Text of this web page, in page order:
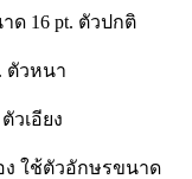
16 pt. ตัวปกติ
ตัวหนา
วเอียง
ใช้ตัวอักษรขนาด